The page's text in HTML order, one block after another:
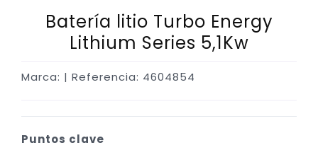
Batería litio Turbo Energy
Lithium Series 5,1Kw
Marca: | Referencia: 4604854
Puntos clave